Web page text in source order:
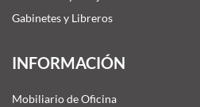
Gabinetes y Libreros
INFORMACIÓN
Mobiliario de Oficina